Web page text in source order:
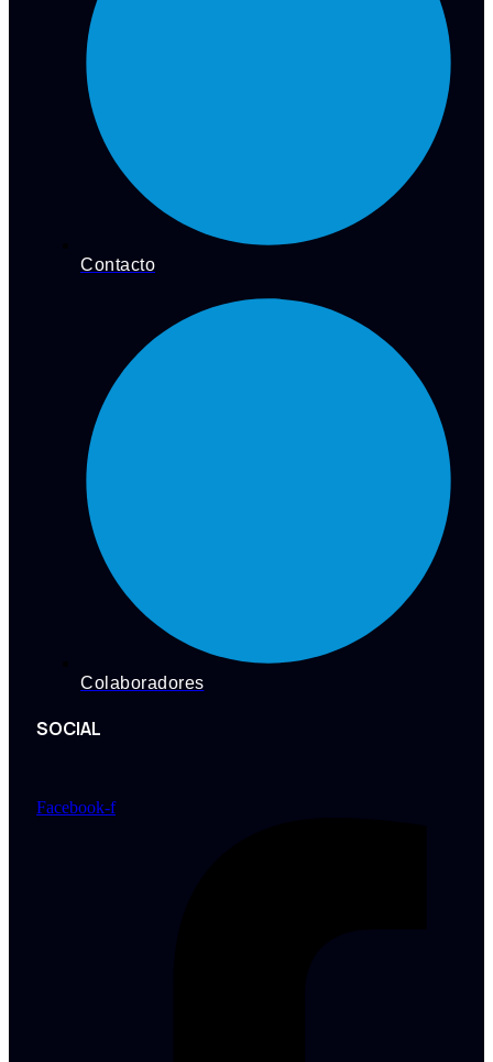
Contacto
Colaboradores
SOCIAL
Facebook-f